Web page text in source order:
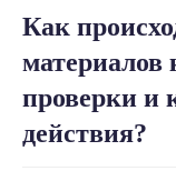
Как
материалов
проверки и
действия?